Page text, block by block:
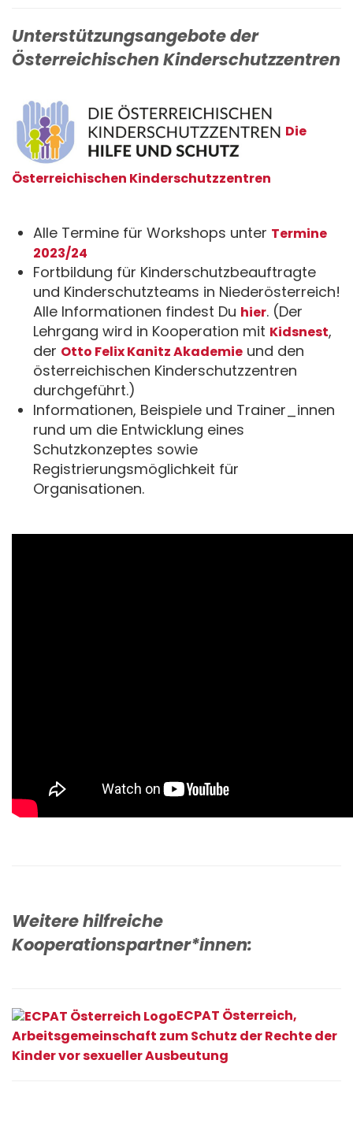
Unterstützungsangebote der
Österreichischen Kinderschutzzentren
Die
Österreichischen Kinderschutzzentren
Alle Termine für Workshops unter Termine
2023/24
Fortbildung für Kinderschutzbeauftragte
und Kinderschutzteams in Niederösterreich!
Alle Informationen findest Du hier. (Der
Lehrgang wird in Kooperation mit Kidsnest,
der Otto Felix Kanitz Akademie und den
österreichischen Kinderschutzzentren
durchgeführt.)
Informationen, Beispiele und Trainer_innen
rund um die Entwicklung eines
Schutzkonzeptes sowie
Registrierungsmöglichkeit für
Organisationen.
Weitere hilfreiche
Kooperationspartner*innen:
ECPAT Österreich,
Arbeitsgemeinschaft zum Schutz der Rechte der
Kinder vor sexueller Ausbeutung